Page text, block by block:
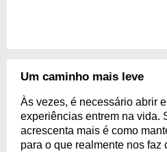
Um caminho mais leve
Às vezes, é necessário abrir
experiências entrem na vida.
acrescenta mais é como
para o que realmente nos faz